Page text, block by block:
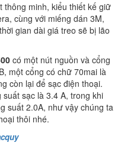
thông minh, kiểu thiết kế giữ
cùng với miếng dán 3M,
gian dài giá treo sẽ bị lão
có một nút nguồn và cổng
một cổng có chữ 70mai là
còn lại để sạc điện thoại.
sạc là 3.4 A, trong khi
suất 2.0A, như vậy chúng ta
thôi nhé.